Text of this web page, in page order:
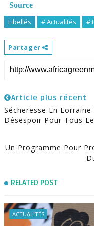
Source
Libellés # Actualités #
Partager
Article plus récent
Sécheresse En
Désespoir Pour Tous
Un Programme Pour
RELATED POST
ACTUALITÉS